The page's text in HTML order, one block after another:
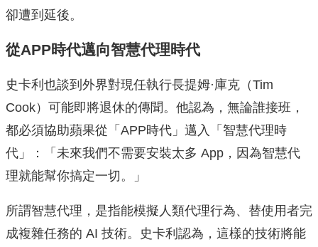
卻遭到延後。
從APP時代邁向智慧代理時代
史卡利也談到外界對現任執行長提姆·庫克（Tim
Cook）可能即將退休的傳聞。他認為，無論誰接班，
都必須協助蘋果從「APP時代」邁入「智慧代理時
代」：「未來我們不需要安裝太多 App，因為智慧代
理就能幫你搞定一切。」
所謂智慧代理，是指能模擬人類代理行為、替使用者完
成複雜任務的 AI 技術。史卡利認為，這樣的技術將能